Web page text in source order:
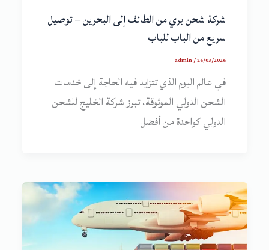
شركة شحن بري من الطائف إلى البحرين – توصيل
سريع من الباب للباب
admin/26/03/2026
في عالم اليوم الذي تتزايد فيه الحاجة إلى خدمات
الشحن الدولي الموثوقة، تبرز شركة الخليج للشحن
الدولي كواحدة من أفضل